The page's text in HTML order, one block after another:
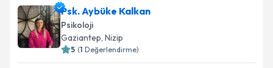
Psk. Aybüke Kalkan
Psikoloji
Gaziantep, Nizip
5 (1 Değerlendirme)